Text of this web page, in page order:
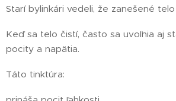
Starí bylinkári vedeli, že zanešené
Keď sa telo čistí, často sa uvoľnia aj
pocity a napätia.
Táto tinktúra: